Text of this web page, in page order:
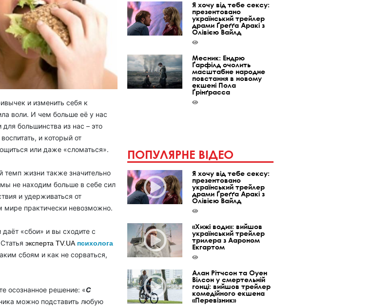
и изменить себя к
воли. И чем больше её у нас
большинства из нас – это
и который от
или даже «сломаться».
жизни также значительно
не находим больше в себе сил
и удерживаться от
мире практически невозможно.
«сбои» и вы сходите с
эксперта TV.UA психолога
сбоям и как не сорваться,
осознанное решение: «С
можно подставить любую
Я хочу від тебе сексу:
презентовано
український трейлер
драми Ґреґґа Аракі з
Олівією Вайлд
Месник: Ендрю
Ґарфілд очолить
масштабне народне
повстання в новому
екшені Пола
Ґрінґрасса
ПОПУЛЯРНЕ ВІДЕО
Я хочу від тебе сексу:
презентовано
український трейлер
драми Ґреґґа Аракі з
Олівією Вайлд
«Хижі води»: вийшов
український трейлер
трилера з Аароном
Екгартом
Алан Рітчсон та Оуен
Вілсон у смертельній
гонці: вийшов трейлер
комедійного екшена
«Перевізник»